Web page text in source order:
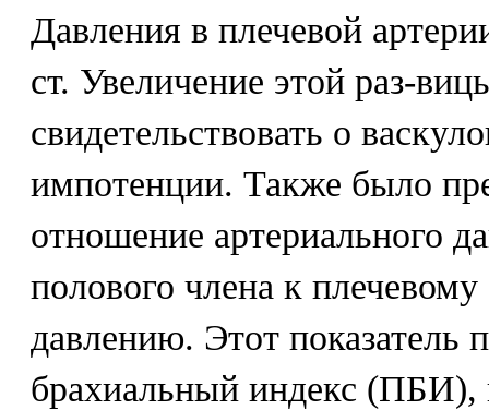
Давления в плечевой
ст. Увеличение этой раз-
свидетельствовать о
импотенции. Также было
отношение артериального
полового члена к
давлению. Этот показатель
брахиальный индекс (ПБИ),